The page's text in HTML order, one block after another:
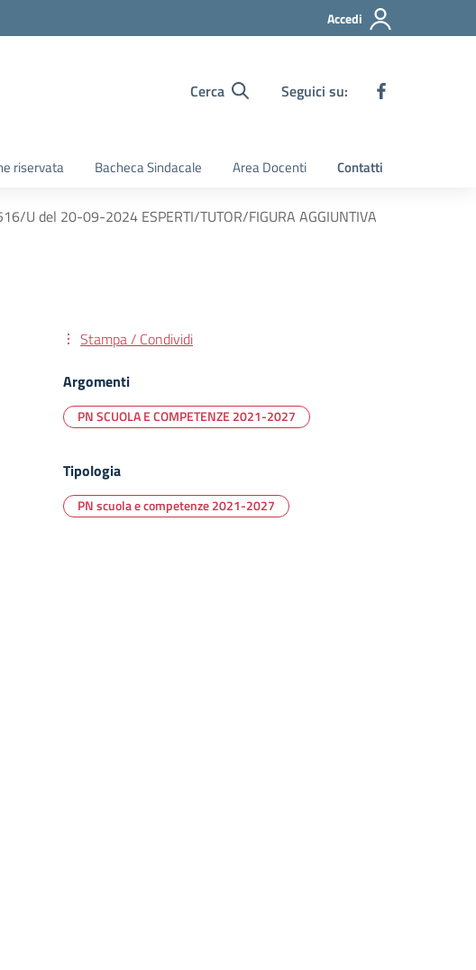
Accedi
Cerca Seguici su:
riservata Bacheca Sindacale Area Docenti Contatti
U del 20-09-2024 ESPERTI/TUTOR/FIGURA AGGIUNTIVA
Stampa / Condividi
Argomenti
PN SCUOLA E COMPETENZE 2021-2027
Tipologia
PN scuola e competenze 2021-2027